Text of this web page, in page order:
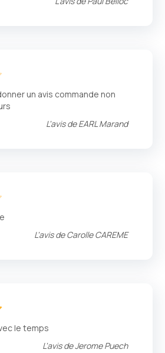
un avis commande non
L'avis deEARL Marand
L'avis deCarolle CAREME
le temps
L'avis deJerome Puech